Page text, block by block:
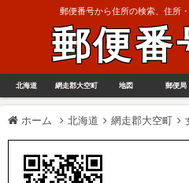
郵便番号から住所の検索、住所
郵便番
北海道 網走郡大空町 地図 郵便局
ホーム 北海道 網走郡大空町